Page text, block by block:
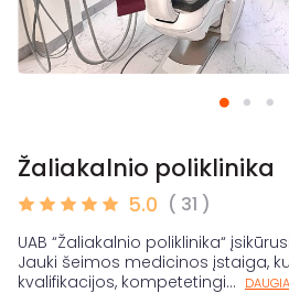
Žaliakalnio poliklinika
5.0 ( 31 )
UAB “Žaliakalnio poliklinika“
Jauki šeimos medicinos įstaiga,
kvalifikacijos, kompetetingi...